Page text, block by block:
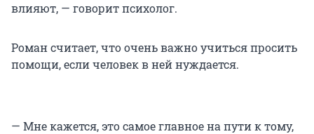
влияют, — говорит психолог.
Роман считает, что очень важно учиться просить
помощи, если человек в ней нуждается.
— Мне кажется, это самое главное на пути к тому,